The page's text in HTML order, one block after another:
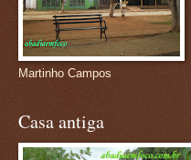
Martinho Campos
Casa antiga